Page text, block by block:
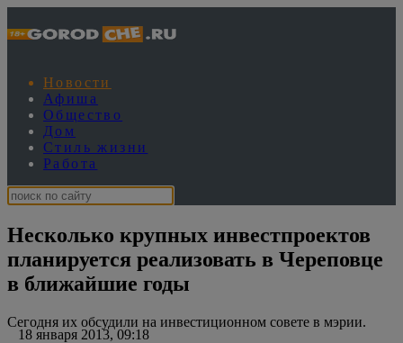
Новости
Афиша
Общество
Дом
Стиль жизни
Работа
Несколько крупных инвестпроектов
планируется реализовать в Череповце
в ближайшие годы
18 января 2013, 09:18
Сегодня их обсудили на инвестиционном совете в мэрии.